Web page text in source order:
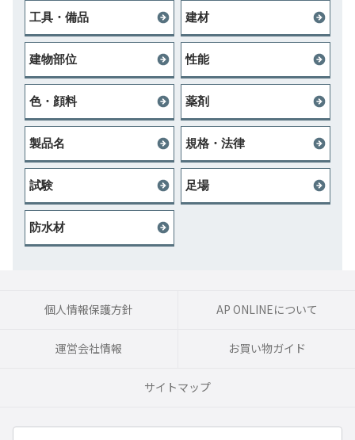
工具・備品 建材
建物部位 性能
色・顔料 薬剤
製品名 規格・法律
試験 足場
防水材
個人情報保護方針 AP ONLINEについて
運営会社情報 お買い物ガイド
サイトマップ